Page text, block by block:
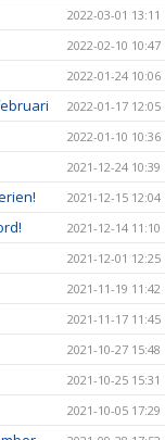
2022-03-01 13:11
2022-02-10 10:47
2022-01-24 10:06
2022-01-17 12:05
2022-01-10 10:36
2021-12-24 10:39
2021-12-15 12:04
2021-12-14 11:10
2021-12-01 12:25
2021-11-19 11:42
2021-11-17 11:45
2021-10-27 15:48
2021-10-25 15:31
2021-10-05 17:29